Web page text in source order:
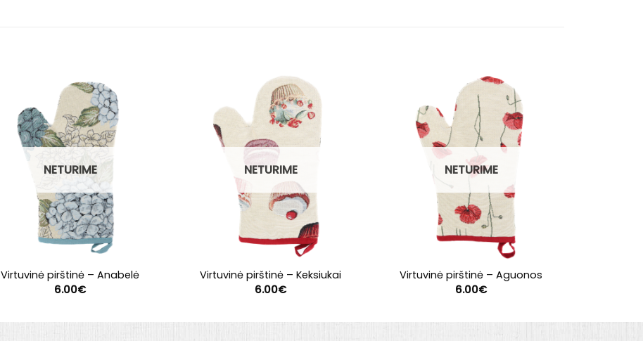
NETURIME
Virtuvinė pirštinė – Anabelė
6.00€
NETURIME
Virtuvinė pirštinė – Keksiukai
6.00€
NETURIME
Virtuvinė pirštinė – Aguonos
6.00€